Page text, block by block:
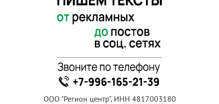
ООО "Регион центр", ИНН 4817003180